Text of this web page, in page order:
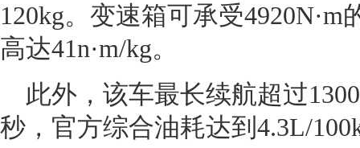
120kg。变速箱可承受
高达41n·m/kg。
此外，该车最长续航超过
秒，官方综合油耗达到4.3L/